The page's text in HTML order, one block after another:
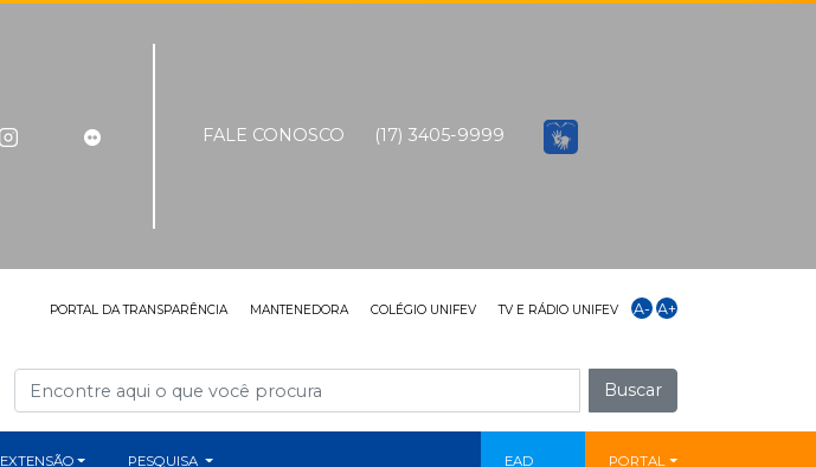
FALE CONOSCO (17) 3405-9999
PORTAL DA TRANSPARÊNCIA MANTENEDORA COLÉGIO UNIFEV TV E RÁDIO UNIFEV A- A+
Buscar
EXTENSÃO PESQUISA EAD PORTAL